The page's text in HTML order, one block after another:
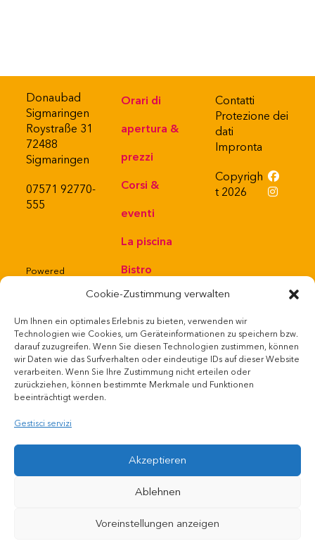
Cookie-Zustimmung verwalten
Um Ihnen ein optimales Erlebnis zu bieten, verwenden wir
Technologien wie Cookies, um Geräteinformationen zu speichern bzw.
darauf zuzugreifen. Wenn Sie diesen Technologien zustimmen, können
wir Daten wie das Surfverhalten oder eindeutige IDs auf dieser Website
verarbeiten. Wenn Sie Ihre Zustimmung nicht erteilen oder
zurückziehen, können bestimmte Merkmale und Funktionen
beeinträchtigt werden.
Gestisci servizi
Akzeptieren
Ablehnen
Voreinstellungen anzeigen
Donaubad
Sigmaringen
Roystraße 31
72488
Sigmaringen
07571 92770-
555
Powered
Orari di
apertura &
prezzi
Corsi &
eventi
La piscina
Bistro
Negozio web
Regole della
casa e della
balneazione
lavoro
Contatti
Protezione dei
dati
Impronta
Copyrigh
t 2026